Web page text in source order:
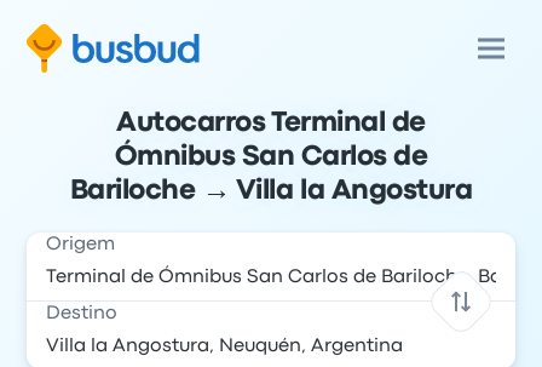
Autocarros Terminal de
Ómnibus San Carlos de
Bariloche → Villa la Angostura
Origem
Destino